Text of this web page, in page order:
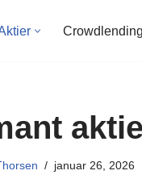
Crowdlending
januar 26, 2026